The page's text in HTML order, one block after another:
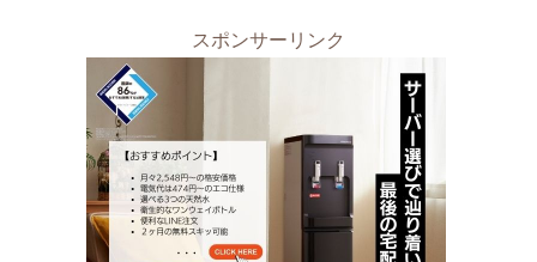
スポンサーリンク